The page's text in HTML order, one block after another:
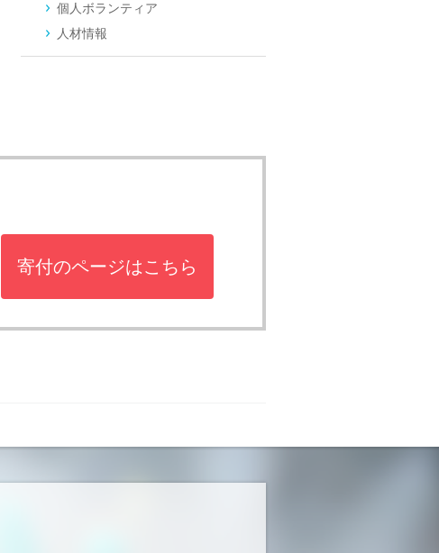
個人ボランティア
人材情報
寄付のページはこちら